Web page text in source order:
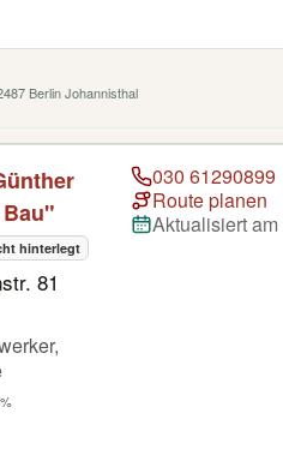
Berlin Johannisthal
hinterlegt
81
030 61290899
Route planen
Aktualisiert